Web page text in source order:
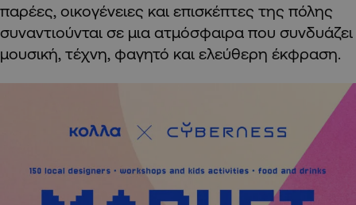
παρέες, οικογένειες και επισκέπτες της πόλης
συναντιούνται σε μια ατμόσφαιρα που συνδυάζει
μουσική, τέχνη, φαγητό και ελεύθερη έκφραση.